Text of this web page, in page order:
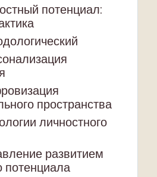
потенциал:
пространства
личностного
развитием
потенциала